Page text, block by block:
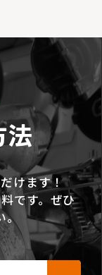
けます！
です。ぜひ